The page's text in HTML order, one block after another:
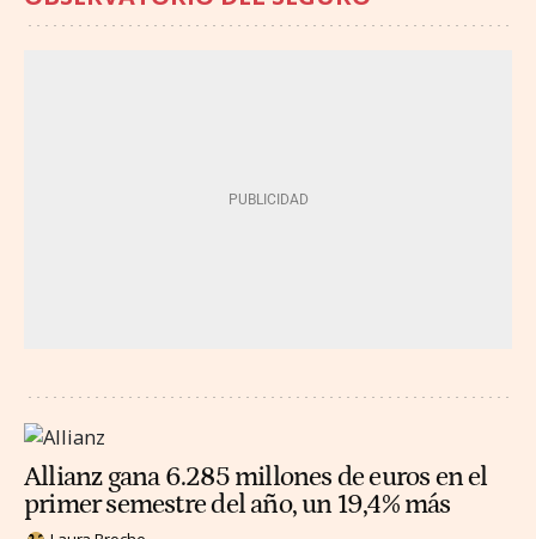
Allianz gana 6.285 millones de euros en el
primer semestre del año, un 19,4% más